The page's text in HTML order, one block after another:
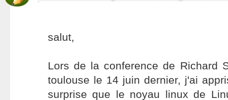
salut,
Lors de la conference de Richard
toulouse le 14 juin dernier, j'ai
surprise que le noyau linux de